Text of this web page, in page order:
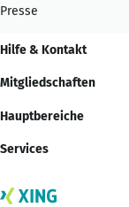
Presse
Hilfe & Kontakt
Mitgliedschaften
Hauptbereiche
Services